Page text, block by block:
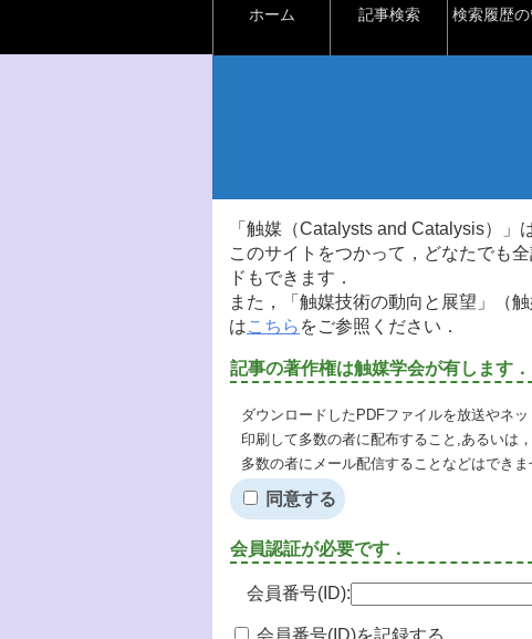
ホーム 記事検索 検索履歴
「触媒（Catalysts and Catalysis）
このサイトをつかって，どなたでも
ドもできます．
また，「触媒技術の動向と展望」（
はこちら をご参照ください．
記事の著作権は触媒学会が有します．
ダウンロードしたPDFファイルを放送やネ
印刷して多数の者に配布すること,あるいは，
多数の者にメール配信することなどはできま
同意する
会員認証が必要です．
会員番号(ID):
会員番号(ID)を記録する.